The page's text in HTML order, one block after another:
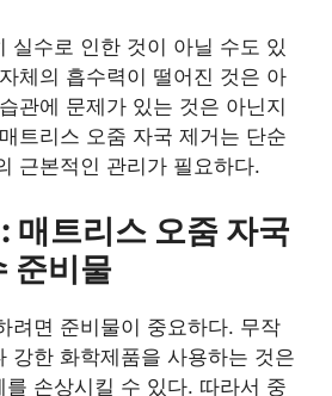
실수로 인한 것이 아닐 수도 있
체의 흡수력이 떨어진 것은 아
관에 문제가 있는 것은 아닌지
트리스 오줌 자국 제거는 단순
근본적인 관리가 필요하다.
매트리스 오줌 자국
준비물
려면 준비물이 중요하다. 무작
강한 화학제품을 사용하는 것은
손상시킬 수 있다. 따라서 중